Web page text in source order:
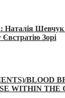
Наталія Шевчук
Зорі
BLOOD
WITHIN THE